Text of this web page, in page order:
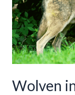
Wolven